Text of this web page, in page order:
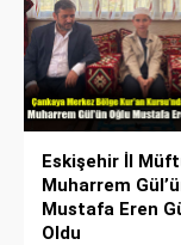
Eskişehir İl
Muharrem
Mustafa Eren
Oldu